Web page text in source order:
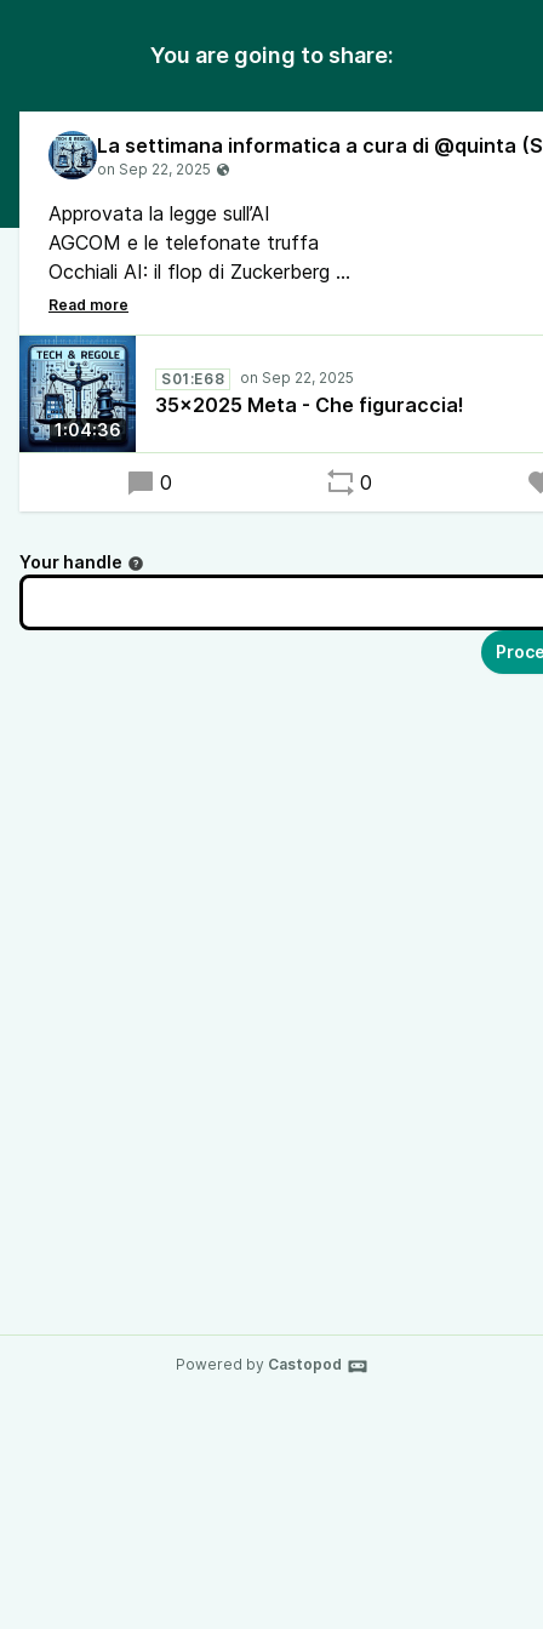
You are going to share:
Approvata la legge sull’AI
AGCOM e le telefonate truffa
Occhiali AI: il flop di Zuckerberg
Il software o l’app alternativa: RIMUSIC
Il Governo spagnolo e Huawei
Affare Tik-Tok per Trump
Oggi non si vola: firmato Collins Aerospace
Privacy: stop al face boarding
Gemini ti fa i compiti a casa
Amodei contro Trump
1:04:36
S01:E68
35x2025 Meta - Che figuraccia!
0 0
Your handle
Powered by Castopod